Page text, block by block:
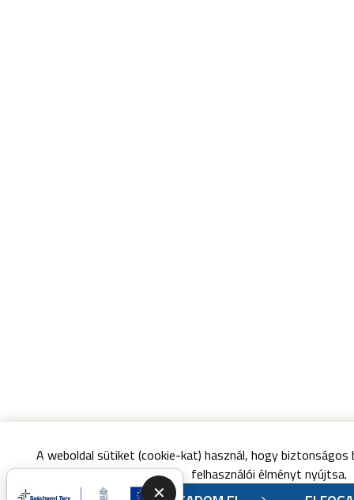
A weboldal sütiket (cookie-kat) használ, hogy
felhasználói élményt nyújtsa.
✕
Nő az esély a közszolgáltatásban